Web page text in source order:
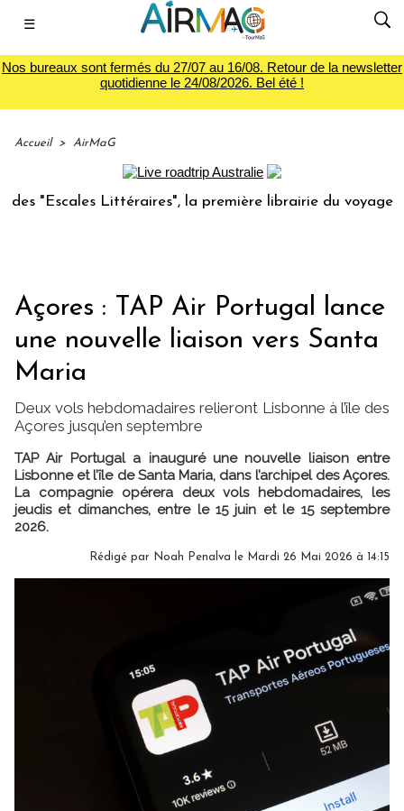
☰
Nos bureaux sont fermés du 27/07 au 16/08. Retour de la newsletter
quotidienne le 24/08/2026. Bel été !
Accueil > AirMaG
Littéraires", la première librairie du voyage Le
Açores : TAP Air Portugal lance
une nouvelle liaison vers Santa
Maria
Deux vols hebdomadaires relieront Lisbonne à l’île des
Açores jusqu’en septembre
TAP Air Portugal a inauguré une nouvelle liaison entre
Lisbonne et l’île de Santa Maria, dans l’archipel des Açores.
La compagnie opérera deux vols hebdomadaires, les
jeudis et dimanches, entre le 15 juin et le 15 septembre
2026.
Rédigé par Noah Penalva le Mardi 26 Mai 2026 à 14:15